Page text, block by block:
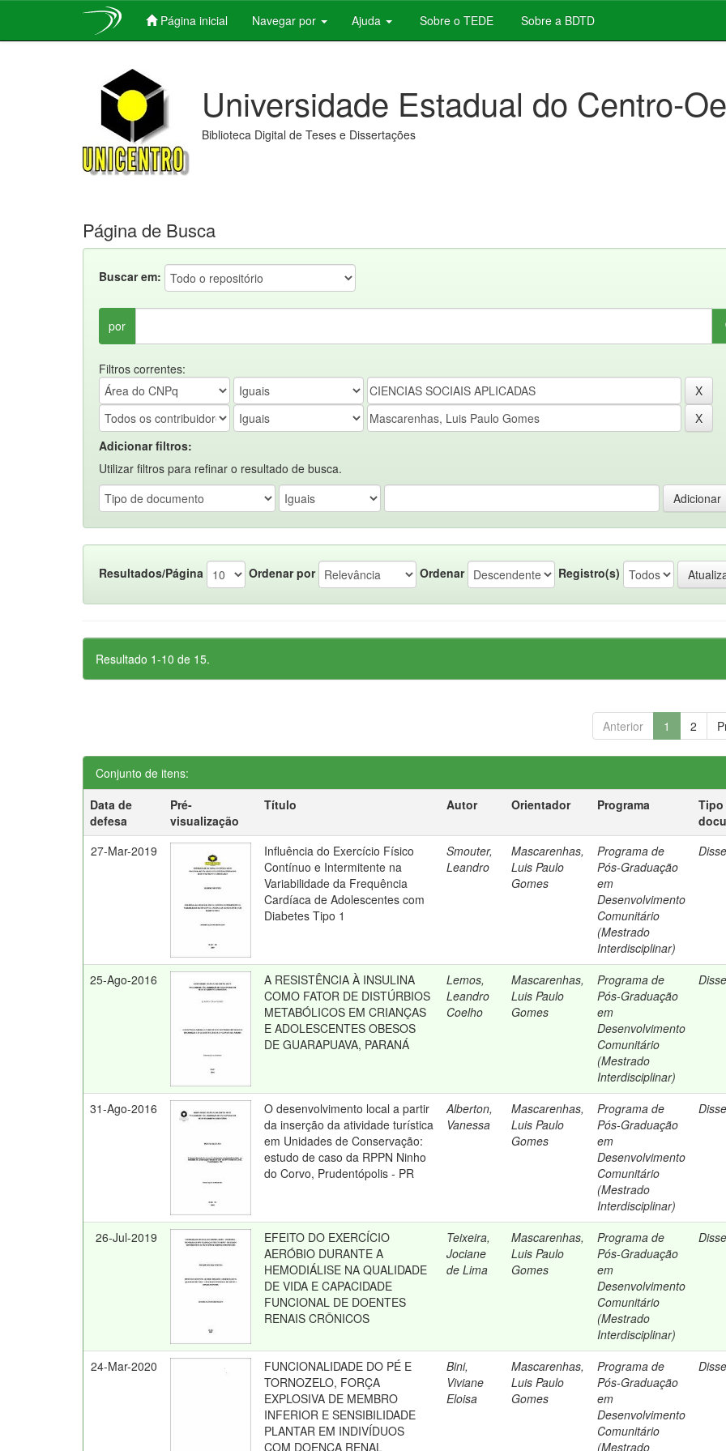
Página inicial Navegar por Ajuda Sobre o TEDE Sobre a BDTD
Universidade Estadual do Centro-
Biblioteca Digital de Teses e Dissertações
Página de Busca
Buscar em:
por
Filtros correntes:
Adicionar filtros:
Utilizar filtros para refinar o resultado de busca.
Resultados/Página Ordenar por Ordenar Registro(s)
Resultado 1-10 de 15.
Anterior 1 2
Conjunto de itens:
Data de
defesa
Pré-
visualização
Título Autor Orientador Programa
Tipo
27-Mar-2019
Influência do Exercício Físico
Contínuo e Intermitente na
Variabilidade da Frequência
Cardíaca de Adolescentes com
Diabetes Tipo 1
Smouter,
Leandro
Mascarenhas,
Luis Paulo
Gomes
Programa de
Pós-Graduação
em
Desenvolvimento
Comunitário
(Mestrado
Interdisciplinar)
25-Ago-2016
A RESISTÊNCIA À INSULINA
COMO FATOR DE DISTÚRBIOS
METABÓLICOS EM CRIANÇAS
E ADOLESCENTES OBESOS
DE GUARAPUAVA, PARANÁ
Lemos,
Leandro
Coelho
Mascarenhas,
Luis Paulo
Gomes
Programa de
Pós-Graduação
em
Desenvolvimento
Comunitário
(Mestrado
Interdisciplinar)
31-Ago-2016
O desenvolvimento local a partir
da inserção da atividade turística
em Unidades de Conservação:
estudo de caso da RPPN Ninho
do Corvo, Prudentópolis - PR
Alberton,
Vanessa
Mascarenhas,
Luis Paulo
Gomes
Programa de
Pós-Graduação
em
Desenvolvimento
Comunitário
(Mestrado
Interdisciplinar)
26-Jul-2019
EFEITO DO EXERCÍCIO
AERÓBIO DURANTE A
HEMODIÁLISE NA QUALIDADE
DE VIDA E CAPACIDADE
FUNCIONAL DE DOENTES
RENAIS CRÔNICOS
Teixeira,
Jociane
de Lima
Mascarenhas,
Luis Paulo
Gomes
Programa de
Pós-Graduação
em
Desenvolvimento
Comunitário
(Mestrado
Interdisciplinar)
24-Mar-2020
FUNCIONALIDADE DO PÉ E
TORNOZELO, FORÇA
EXPLOSIVA DE MEMBRO
INFERIOR E SENSIBILIDADE
PLANTAR EM INDIVÍDUOS
COM DOENÇA RENAL
Bini,
Viviane
Eloisa
Mascarenhas,
Luis Paulo
Gomes
Programa de
Pós-Graduação
em
Desenvolvimento
Comunitário
(Mestrado